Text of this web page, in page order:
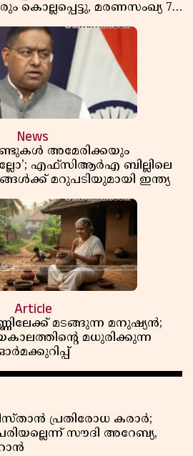
കൊല്ലപ്പെട്ടു, മരണസംഖ്യ 7;
News
അമേരിക്കയും
എഫ്സിആർഎ ബില്ലിലെ
മറുപടിയുമായി ഇന്ത്യ
Article
മടങ്ങുന്ന മനുഷ്യൻ;
മധുരിക്കുന്ന
പ്രതിരോധ കരാർ;
സൗദി അറേബ്യ,